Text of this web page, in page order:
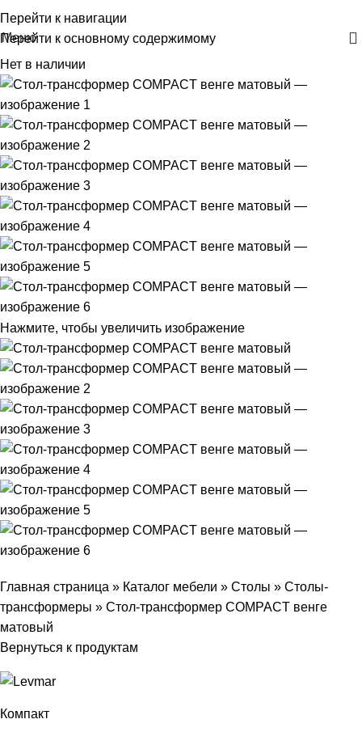
Перейти к навигации
Перейти к основному содержимому
Меню
Нет в наличии
Нажмите, чтобы увеличить изображение
Главная страница » Каталог мебели » Столы » Столы-
трансформеры » Стол-трансформер COMPACT венге
матовый
Вернуться к продуктам
Компакт